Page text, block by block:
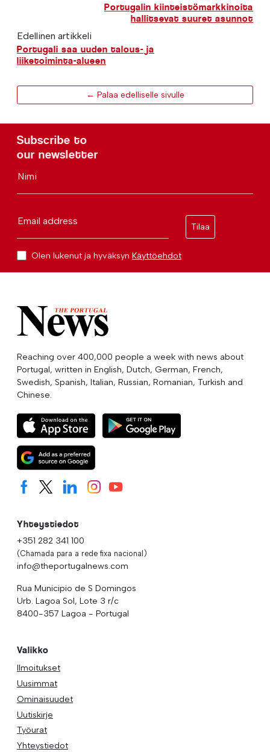
Portugalin kiinteistömarkkinoita
hallitsevat suuret asunnot
Edellinen artikkeli
Portugali saa uuden talous- ja
liiketoiminta-alueen
← Palaa edelliselle sivulle
Subscribe to
our newsletter
Nimi
Email address
Tilaa
Olen lukenut ja hyväksyn Käyttöehdot
Reaching over 400,000 people a week with news about
Portugal, written in English, Dutch, German, French,
Swedish, Spanish, Italian, Russian, Romanian, Turkish and
Chinese.
Yhteystiedot
+351 282 341 100
(Chamada para a rede fixa nacional)
info@theportugalnews.com
Rua Municipio de S Domingos
Urb. Lagoa Sol, Lote 3 r/c
8400-357 Lagoa - Portugal
Valikko
Ilmoitukset
Uusimmat
Ominaisuudet
Uutiskirje
Työurat
Yhteystiedot